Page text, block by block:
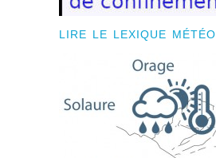
LIRE LE LEXIQUE MÉTÉO